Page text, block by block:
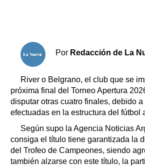
Por Redacción de La
River o Belgrano, el club que se
próxima final del Torneo Apertura
disputar otras cuatro finales, debido
efectuadas en la estructura del fútbol
Según supo la Agencia Noticias
consiga el título tiene garantizada la
del Trofeo de Campeones, siendo
también alzarse con este título, la